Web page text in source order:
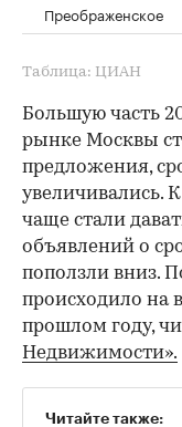
Преображенское
Таблица: ЦИАН
Большую часть
рынке Москвы
предложения,
увеличивались.
чаще стали
объявлений о
поползли вниз.
происходило на
прошлом году,
Недвижимости».
Читайте также: